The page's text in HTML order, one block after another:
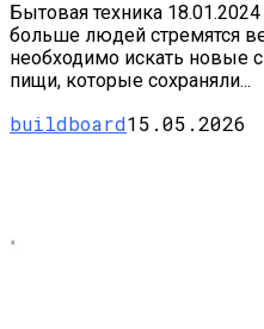
Бытовая техника
больше людей стремятся
необходимо искать новые
пищи, которые сохраняли...
buildboard15.05.2026